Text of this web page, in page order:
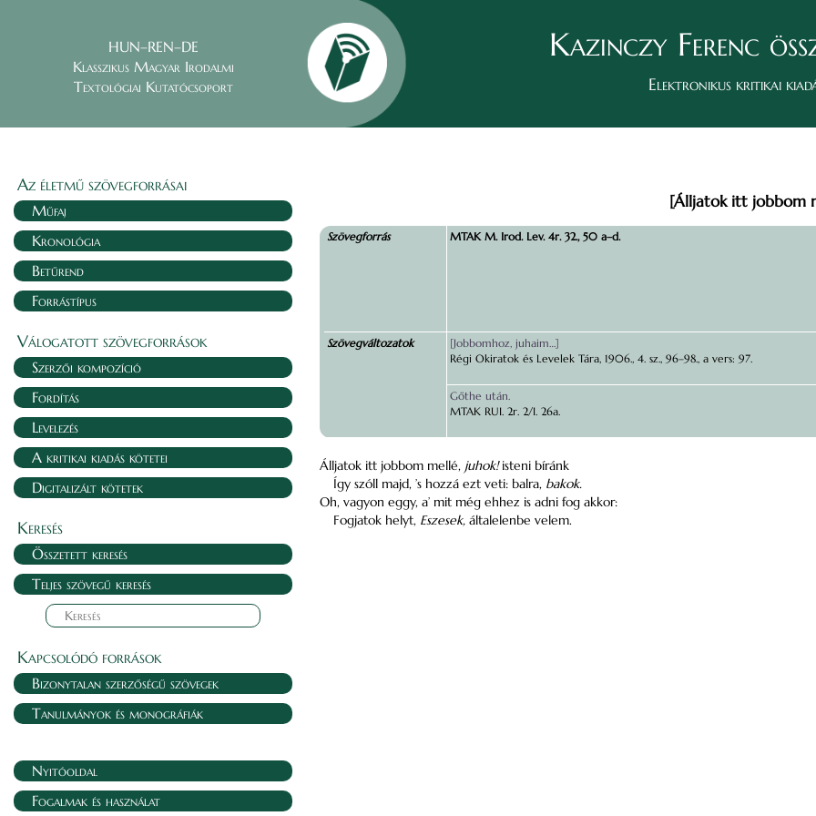
HUN–REN–DE
Klasszikus Magyar Irodalmi
Textológiai Kutatócsoport
Kazinczy Ferenc
Elektronikus kritikai
Az életmű szövegforrásai
Műfaj
Kronológia
Betűrend
Forrástípus
Válogatott szövegforrások
Szerzői kompozíció
Fordítás
Levelezés
A kritikai kiadás kötetei
Digitalizált kötetek
Keresés
Összetett keresés
Teljes szövegű keresés
Kapcsolódó források
Bizonytalan szerzőségű szövegek
Tanulmányok és monográfiák
Nyitóoldal
Fogalmak és használat
[Álljatok itt jobbom
Szövegforrás MTAK M. Irod. Lev. 4r. 32., 50 a–d.
Szövegváltozatok
[Jobbomhoz, juhaim…]
Régi Okiratok és Levelek Tára, 1906., 4. sz., 96–98., a vers: 97.
Gőthe után.
MTAK RUI. 2r. 2/I. 26a.
Álljatok itt jobbom mellé, juhok!isteni bíránk
Így szóll majd, ’s hozzá ezt veti: balra, bakok.
Oh, vagyon eggy, a’ mit még ehhez is adni fog akkor:
Fogjatok helyt, Eszesek, általelenbe velem.